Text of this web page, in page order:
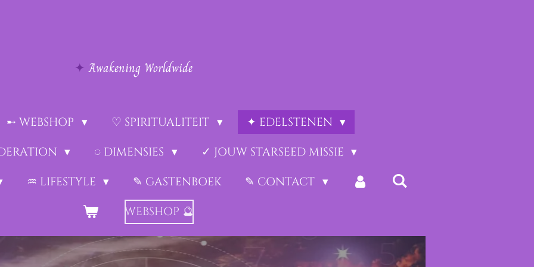
✦ Awakening Worldwide
➸ WEBSHOP ♡ SPIRITUALITEIT
✦ EDELSTENEN
◌ DIMENSIES
✓ JOUW STARSEED MISSIE
♒︎ LIFESTYLE ✎ GASTENBOEK
✎ CONTACT
WEBSHOP 🔮